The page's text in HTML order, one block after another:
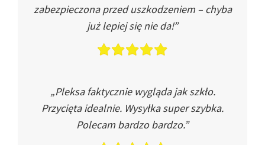
zabezpieczona przed uszkodzeniem – chyba
już lepiej się nie da!”
„Pleksa faktycznie wygląda jak szkło.
Przycięta idealnie. Wysyłka super szybka.
Polecam bardzo bardzo.”